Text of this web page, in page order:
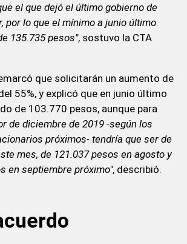
el que dejó el último gobierno de
por lo que el mínimo a junio último
135.735 pesos", sostuvo la CTA
que solicitarán un aumento de
55%, y explicó que en junio último
de 103.770 pesos, aunque para
de diciembre de 2019 -según los
próximos- tendría que ser de
mes, de 121.037 pesos en agosto y
en septiembre próximo", describió.